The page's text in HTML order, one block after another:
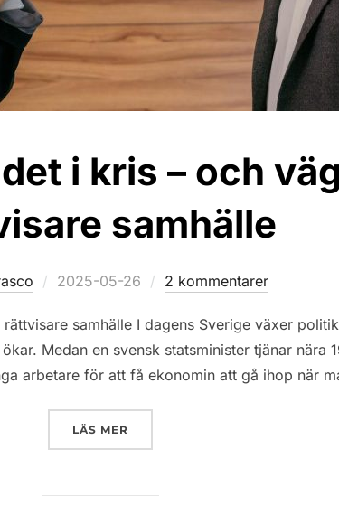
i kris – och
samhälle
Publicerat
2025-05-26 2 kommentarer
samhälle I dagens Sverige växer
Medan en svensk statsminister tjänar nära
arbetare för att få ekonomin att gå ihop när
LÄS MER